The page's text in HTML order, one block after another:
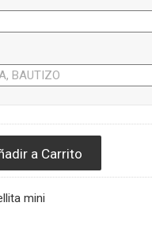
a Carrito
mini